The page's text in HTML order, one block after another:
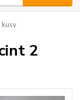
kusy
2